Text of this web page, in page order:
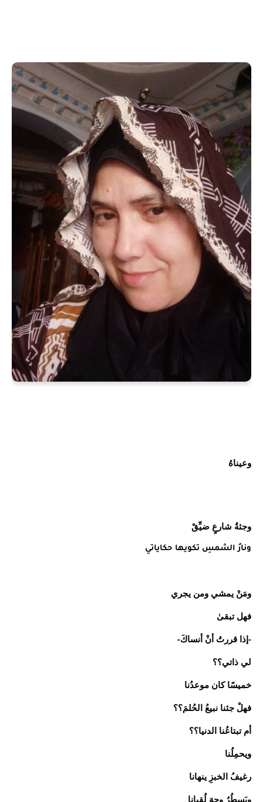
وعيناهُ
وجثةُ شارعٍ ضيِّقْ
ونارُ الشمسِ تكويها حكاياتي
ومَنْ يمشي ومن يجري
فهل تبقىٰ
-إذا قررتُ أنْ أنساكَ-
لي ذاتي؟؟
خميسًا كان موعدُنا
فهلْ جئنا نبيعُ الحُلمَ؟؟
أم تبتاعُنا الدنيا؟؟
ويحمِلُنا
رغيفُ الخبزِ ينهانا
ويَسطُرُ وجهَ لُقيانا